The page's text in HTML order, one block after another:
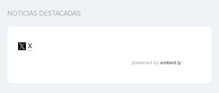
NOTICIAS DESTACADAS